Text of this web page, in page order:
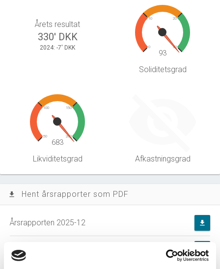
Årets resultat
330' DKK
2024: -7' DKK 0
10 20
30
93
Soliditetsgrad
50
100 150
200
683
Likviditetsgrad Afkastningsgrad
file_download Hent årsrapporter som PDF
Årsrapporten 2025-12 file_download
Årsrapporten 2024-12